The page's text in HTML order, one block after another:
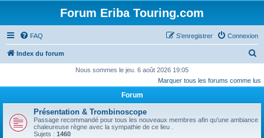
Forum Eriba Touring.com
FAQ Connexion
S’enregistrer
Index du forum
c
r
Nous sommes le jeu. 6 août 2026 19:05
Marquer tous les forums comme lus
Forum
Présentation & Trombinoscope
Passage recommandé pour tous les nouveaux membres afin qu'une ambiance
chaleureuse règne avec la sympathie de ce lieu .
Sujets : 1460